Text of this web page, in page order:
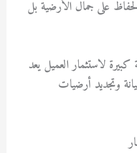
على جمال الأرضية بل
كبيرة لاستثمار العميل يعد
وتجديد أرضيات